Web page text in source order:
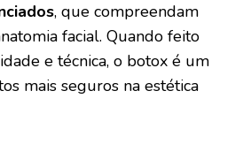
, que compreendam
facial. Quando feito
e técnica, o botox é um
mais seguros na estética